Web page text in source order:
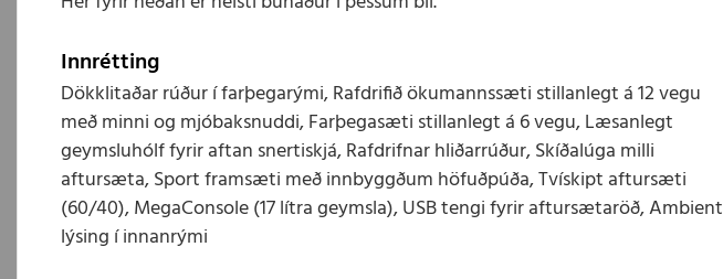
Innrétting
Dökklitaðar rúður í farþegarými, Rafdrifið ökumannssæti stillanlegt á 12 vegu
með minni og mjóbaksnuddi, Farþegasæti stillanlegt á 6 vegu, Læsanlegt
geymsluhólf fyrir aftan snertiskjá, Rafdrifnar hliðarrúður, Skíðalúga milli
aftursæta, Sport framsæti með innbyggðum höfuðpúða, Tvískipt aftursæti
(60/40), MegaConsole (17 lítra geymsla), USB tengi fyrir aftursætaröð, Ambient
lýsing í innanrými